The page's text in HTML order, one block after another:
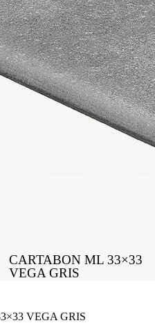
CARTABON ML 33×33
VEGA GRIS
VEGA GRIS